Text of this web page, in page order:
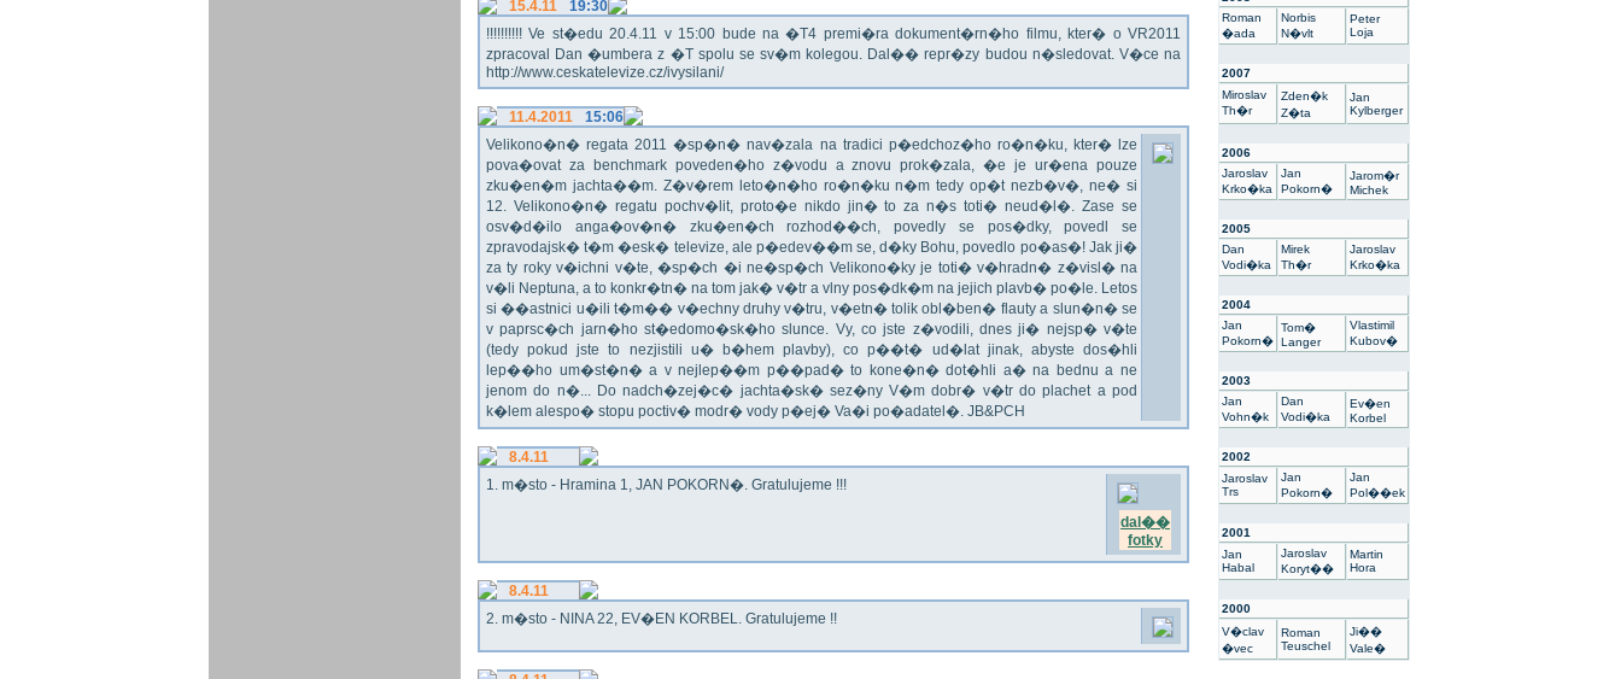
15.4.11
19:30
!!!!!!!!!! Ve st�edu 20.4.11 v 15:00 bude na �T4 premi�ra dokument�rn�ho filmu, kter� o VR2011
zpracoval Dan �umbera z �T spolu se sv�m kolegou. Dal�� repr�zy budou n�sledovat. V�ce na
http://www.ceskatelevize.cz/ivysilani/
11.4.2011
15:06
Velikono�n� regata 2011 �sp�n� nav�zala na tradici p�edchoz�ho ro�n�ku, kter� lze
pova�ovat za benchmark poveden�ho z�vodu a znovu prok�zala, �e je ur�ena pouze
zku�en�m jachta��m. Z�v�rem leto�n�ho ro�n�ku n�m tedy op�t nezb�v�, ne� si
12. Velikono�n� regatu pochv�lit, proto�e nikdo jin� to za n�s toti� neud�l�. Zase se
osv�d�ilo anga�ov�n� zku�en�ch rozhod��ch, povedly se pos�dky, povedl se
zpravodajsk� t�m �esk� televize, ale p�edev��m se, d�ky Bohu, povedlo po�as�! Jak ji�
za ty roky v�ichni v�te, �sp�ch �i ne�sp�ch Velikono�ky je toti� v�hradn� z�visl� na
v�li Neptuna, a to konkr�tn� na tom jak� v�tr a vlny pos�dk�m na jejich plavb� po�le. Letos
si ��astnici u�ili t�m�� v�echny druhy v�tru, v�etn� tolik obl�ben� flauty a slun�n� se
v paprsc�ch jarn�ho st�edomo�sk�ho slunce. Vy, co jste z�vodili, dnes ji� nejsp� v�te
(tedy pokud jste to nezjistili u� b�hem plavby), co p��t� ud�lat jinak, abyste dos�hli
lep��ho um�st�n� a v nejlep��m p��pad� to kone�n� dot�hli a� na bednu a ne
jenom do n�... Do nadch�zej�c� jachta�sk� sez�ny V�m dobr� v�tr do plachet a pod
k�lem alespo� stopu poctiv� modr� vody p�ej� Va�i po�adatel�. JB&PCH
8.4.11
1. m�sto - Hramina 1, JAN POKORN�. Gratulujeme !!!
dal��
fotky
8.4.11
2. m�sto - NINA 22, EV�EN KORBEL. Gratulujeme !!
Roman
�ada
Norbis
N�vlt
Peter
Loja
2007
Miroslav
Th�r
Zden�k
Z�ta
Jan
Kylberger
2006
Jaroslav
Krko�ka
Jan
Pokorn�
Jarom�r
Michek
2005
Dan
Vodi�ka
Mirek
Th�r
Jaroslav
Krko�ka
2004
Jan
Pokorn�
Tom�
Langer
Vlastimil
Kubov�
2003
Jan
Vohn�k
Dan
Vodi�ka
Ev�en
Korbel
2002
Jaroslav
Trs
Jan
Pokorn�
Jan
Pol��ek
2001
Jan
Habal
Jaroslav
Koryt��
Martin
Hora
2000
V�clav
�vec
Roman
Teuschel
Ji��
Vale�